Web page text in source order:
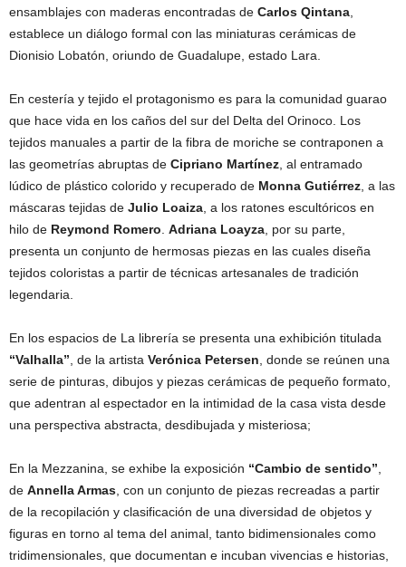
ensamblajes con maderas encontradas de Carlos Qintana
establece un diálogo formal con las miniaturas cerámicas de
Dionisio Lobatón, oriundo de Guadalupe, estado Lara.
En cestería y tejido el protagonismo es para la comunidad guarao
que hace vida en los caños del sur del Delta del Orinoco. Los
tejidos manuales a partir de la fibra de moriche se contraponen a
las geometrías abruptas de Cipriano Martínez , al entramado
lúdico de plástico colorido y recuperado de Monna Gutiérrez , a las
máscaras tejidas de Julio Loaiza , a los ratones escultóricos en
hilo de Reymond Romero Adriana Loayza , por su parte,
presenta un conjunto de hermosas piezas en las cuales diseña
tejidos coloristas a partir de técnicas artesanales de tradición
legendaria.
En los espacios de La librería se presenta una exhibición titulada
“Valhalla” , de la artista Verónica Petersen , donde se reúnen una
serie de pinturas, dibujos y piezas cerámicas de pequeño formato,
que adentran al espectador en la intimidad de la casa vista desde
una perspectiva abstracta, desdibujada y misteriosa;
En la Mezzanina, se exhibe la exposición “Cambio de sentido”
de Annella Armas , con un conjunto de piezas recreadas a partir
de la recopilación y clasificación de una diversidad de objetos y
figuras en torno al tema del animal, tanto bidimensionales como
tridimensionales, que documentan e incuban vivencias e historias,